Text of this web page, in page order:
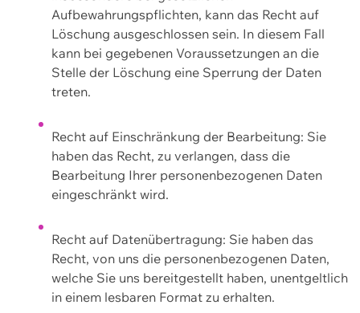
Aufbewahrungspflichten, kann das Recht auf
Löschung ausgeschlossen sein. In diesem Fall
kann bei gegebenen Voraussetzungen an die
Stelle der Löschung eine Sperrung der Daten
treten.
Recht auf Einschränkung der Bearbeitung: Sie
haben das Recht, zu verlangen, dass die
Bearbeitung Ihrer personenbezogenen Daten
eingeschränkt wird.
Recht auf Datenübertragung: Sie haben das
Recht, von uns die personenbezogenen Daten,
welche Sie uns bereitgestellt haben, unentgeltlich
in einem lesbaren Format zu erhalten.